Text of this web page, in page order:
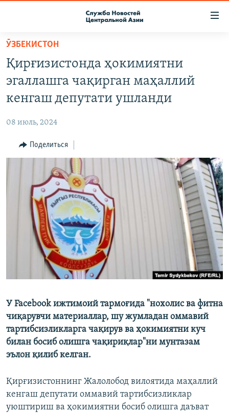
Вернуться
основному
содержанию
главной
Вернутся
ПОДПИСКА
НАСТОЯЩЕЕ ВРЕМЯ
МИГРАНТ МЕДИА
ӮЗБЕКИСТОН
Қирғизистонда ҳокимиятни
эгаллашга чақирган маҳаллий
кенгаш депутати ушланди
08 июль, 2024
Поделиться
У Facebook ижтимоий тармоғида "нохолис ва фитна
чиқарувчи материаллар, шу жумладан оммавий
тартибсизликларга чақирув ва ҳокимиятни куч
билан босиб олишга чақириқлар"ни мунтазам
эълон қилиб келган.
Қирғизистоннинг Жалолобод вилоятида маҳаллий
кенгаш депутати оммавий тартибсизликлар
уюштириш ва ҳокимиятни босиб олишга даъват